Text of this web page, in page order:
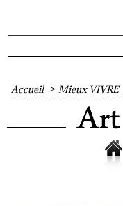
Accueil > Mieux VIVRE